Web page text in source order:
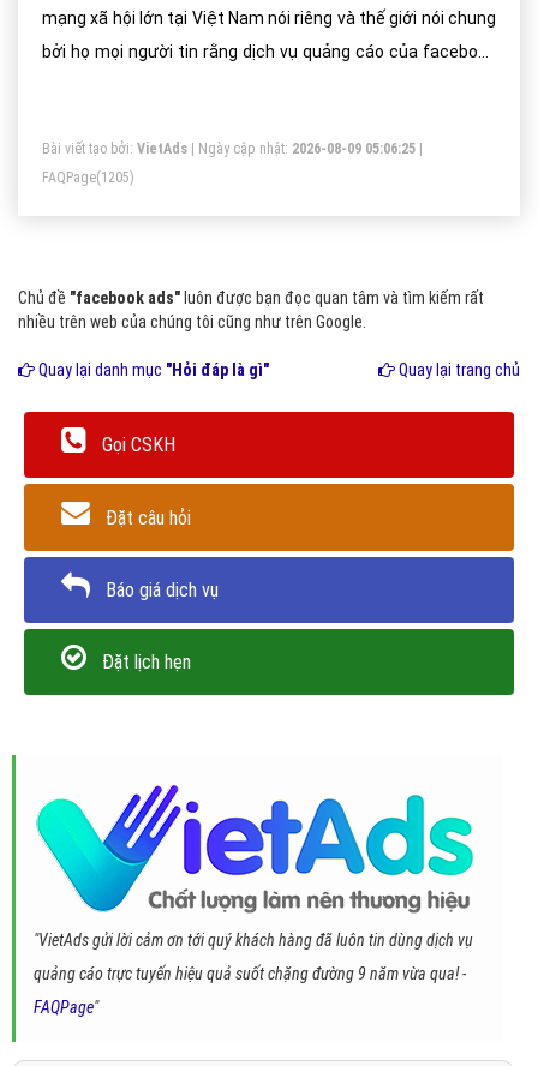
mạng xã hội lớn tại Việt Nam nói riêng và thế giới nói chung
bởi họ mọi người tin rằng dịch vụ quảng cáo của facebook
hẳn so với những phương pháp quảng cáo truyền thống
Bài viết tạo bởi: VietAds | Ngày cập nhật: 2026-08-09 05:06:25
FAQPage(1205)
Chủ đề "facebook ads" luôn được bạn đọc quan tâm và tìm kiếm rất
nhiều trên web của chúng tôi cũng như trên Google.
Quay lại danh mục "Hỏi đáp là gì" Quay lại trang chủ
Gọi CSKH
Đặt câu hỏi
Báo giá dịch vụ
Đặt lịch hẹn
"VietAds gửi lời cảm ơn tới quý khách hàng đã luôn tin dùng dịch vụ
quảng cáo trực tuyến hiệu quả suốt chặng đường 9 năm vừa qua! -
FAQPage"